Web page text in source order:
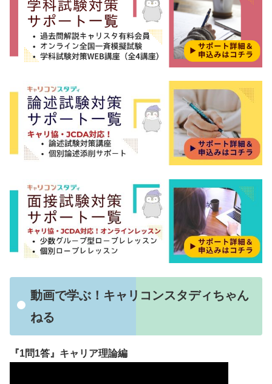
動画で学ぶ！キャリコンスタディちゃん
ねる
『1問1答』キャリア理論編